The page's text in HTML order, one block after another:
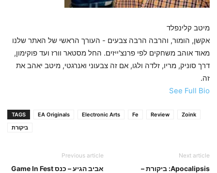
מיטב קלינפלד
אקשן, הומור, והרבה הרבה צבעים - העורך הראשי של האתר שלנו
מאוד אוהב משחקים לפי פרנצ'ייזים. החל מסטאר וורז ועד פוקימון,
דרך סוניק, מריו, זלדה ולגו, אם זה צבעוני ואנרגטי, מיטב יאהב את
זה.
See Full Bio
TAGS EA Originals Electronic Arts Fe Review
Zoink
ביקורת
Previous article
אביב הגיע – כנס Game In Fest
Next article
Apocalipsis: ביקורת –